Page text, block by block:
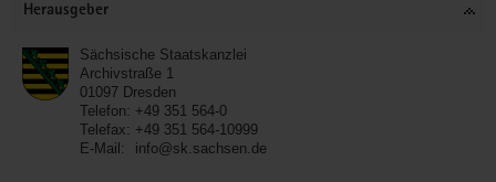
Herausgeber
Sächsische Staatskanzlei
Archivstraße 1
01097 Dresden
Telefon: +49 351 564-0
Telefax: +49 351 564-10999
E-Mail:
info@sk.sachsen.de